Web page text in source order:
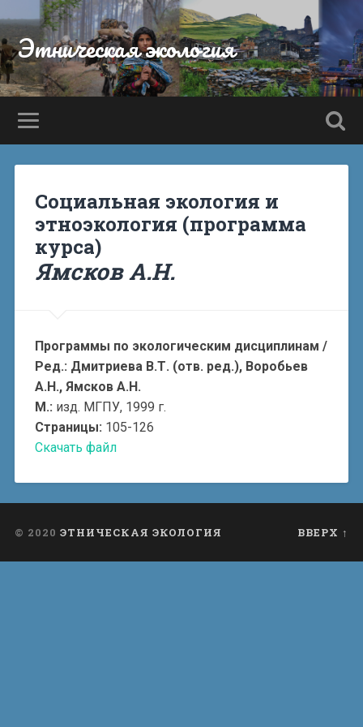
Этническая экология
Социальная экология и
этноэкология (программа
курса)
Ямсков А.Н.
Программы по экологическим дисциплинам /
Ред.: Дмитриева В.Т. (отв. ред.), Воробьев
А.Н., Ямсков А.Н.
М.: изд. МГПУ, 1999 г.
Страницы: 105-126
Скачать файл
© 2020 ЭТНИЧЕСКАЯ ЭКОЛОГИЯ ВВЕРХ ↑